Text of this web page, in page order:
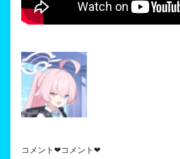
コメント❤コメント❤